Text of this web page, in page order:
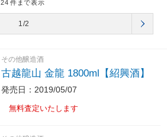
24 件まで表示
1/2
その他醸造酒
古越龍山 金龍 1800ml【紹興酒】
発売日：2019/05/07
無料査定いたします